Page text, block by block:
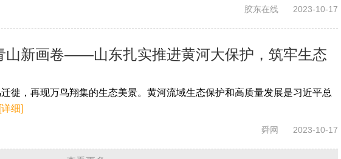
胶东在线 2023-10-17
山新画卷——山东扎实推进黄河大保护，筑牢生态
徙，再现万鸟翔集的生态美景。黄河流域生态保护和高质量发展是习近平总
[详细]
舜网 2023-10-17